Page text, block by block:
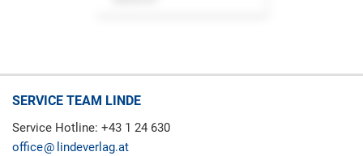
SERVICE TEAM LINDE
Service Hotline: +43 1 24 630
office
lindeverlag.at